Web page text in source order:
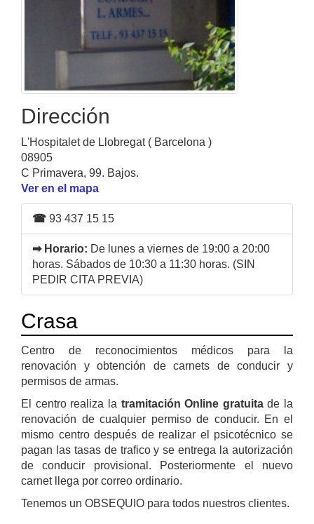
Dirección
L'Hospitalet de Llobregat ( Barcelona )
08905
C Primavera, 99. Bajos.
Ver en el mapa
☎ 93 437 15 15
➡ Horario: De lunes a viernes de 19:00 a 20:00
horas. Sábados de 10:30 a 11:30 horas. (SIN
PEDIR CITA PREVIA)
Crasa
Centro de reconocimientos médicos para la
renovación y obtención de carnets de conducir y
permisos de armas.
El centro realiza la tramitación Online gratuitade la
renovación de cualquier permiso de conducir. En el
mismo centro después de realizar el psicotécnico se
pagan las tasas de trafico y se entrega la autorización
de conducir provisional. Posteriormente el nuevo
carnet llega por correo ordinario.
Tenemos un OBSEQUIO para todos nuestros clientes.